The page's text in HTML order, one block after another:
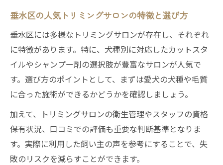
垂水区の人気トリミングサロンの特徴と選び方
垂水区には多様なトリミングサロンが存在し、それぞれ
に特徴があります。特に、犬種別に対応したカットスタ
イルやシャンプー剤の選択肢が豊富なサロンが人気で
す。選び方のポイントとして、まずは愛犬の犬種や毛質
に合った施術ができるかどうかを確認しましょう。
加えて、トリミングサロンの衛生管理やスタッフの資格
保有状況、口コミでの評価も重要な判断基準となりま
す。実際に利用した飼い主の声を参考にすることで、失
敗のリスクを減らすことができます。